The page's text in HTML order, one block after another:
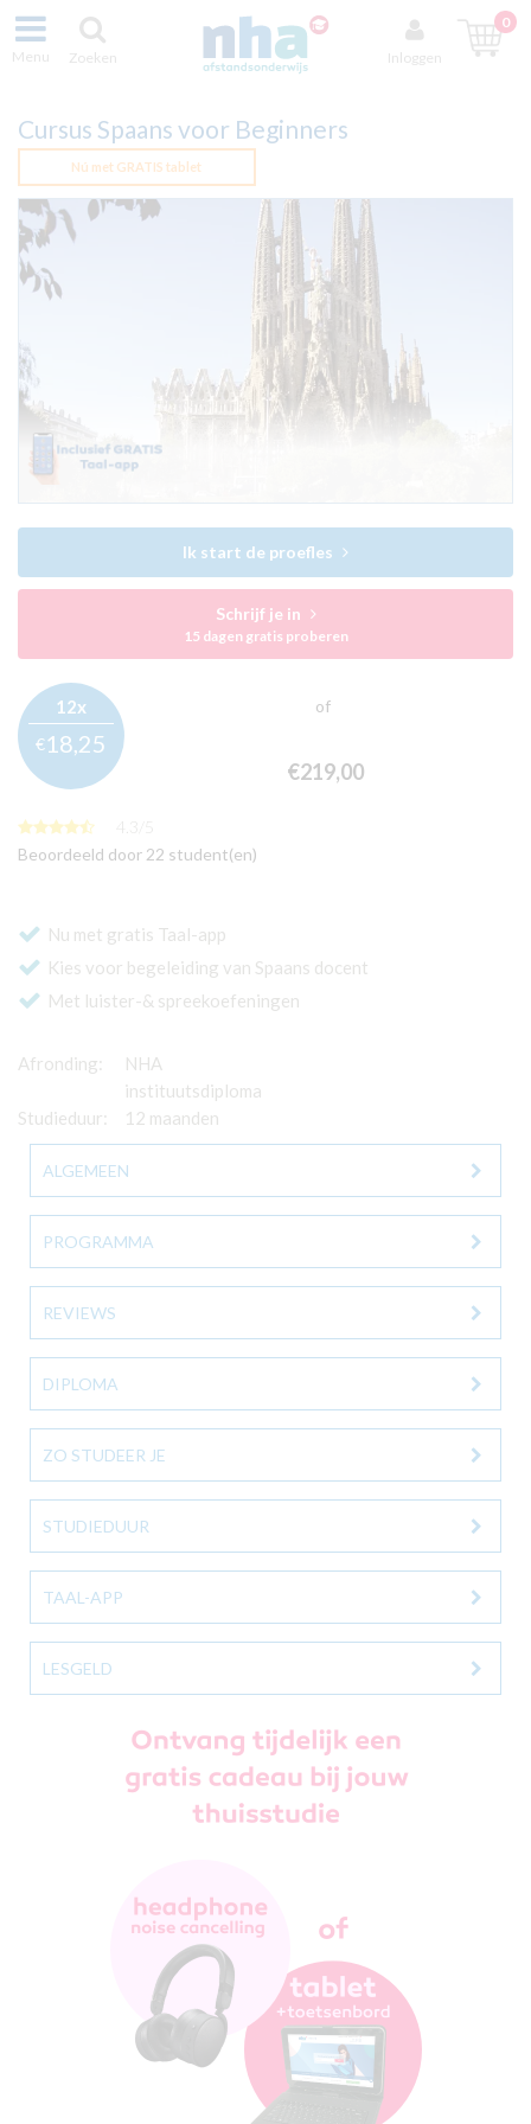
Menu Zoeken Inloggen
0
Cursus Spaans voor Beginners
Nú met GRATIS tablet
Ik start de proefles
Schrijf je in
15 dagen gratis proberen
12x
€18, 25
of
€219,00
4.3
Beoordeeld door 22 student(en)
Nu met gratis Taal-app
Kies voor begeleiding van Spaans docent
Met luister-& spreekoefeningen
Afronding:
NHA
instituutsdiploma
Studieduur:
12 maanden
ALGEMEEN
PROGRAMMA
REVIEWS
DIPLOMA
ZO STUDEER JE
STUDIEDUUR
TAAL-APP
LESGELD